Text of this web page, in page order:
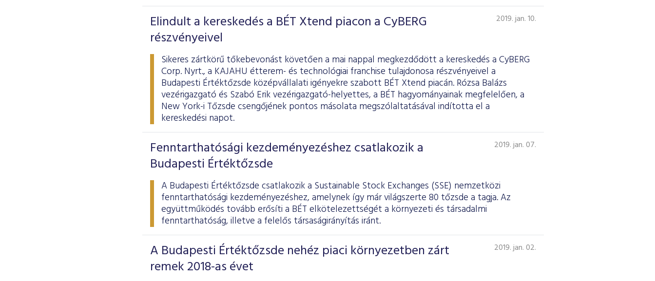
Elindult a kereskedés a BÉT Xtend piacon a CyBERG
részvényeivel
2019. jan. 10.
Sikeres zártkörű tőkebevonást követően a mai nappal megkezdődött a kereskedés a CyBERG
Corp. Nyrt., a KAJAHU étterem- és technológiai franchise tulajdonosa részvényeivel a
Budapesti Értéktőzsde középvállalati igényekre szabott BÉT Xtend piacán. Rózsa Balázs
vezérigazgató és Szabó Erik vezérigazgató-helyettes, a BÉT hagyományainak megfelelően, a
New York-i Tőzsde csengőjének pontos másolata megszólaltatásával indította el a
kereskedési napot.
Fenntarthatósági kezdeményezéshez csatlakozik a
Budapesti Értéktőzsde
2019. jan. 07.
A Budapesti Értéktőzsde csatlakozik a Sustainable Stock Exchanges (SSE) nemzetközi
fenntarthatósági kezdeményezéshez, amelynek így már világszerte 80 tőzsde a tagja. Az
együttműködés tovább erősíti a BÉT elkötelezettségét a környezeti és társadalmi
fenntarthatóság, illetve a felelős társaságirányítás iránt.
A Budapesti Értéktőzsde nehéz piaci környezetben zárt
remek 2018-as évet
2019. jan. 02.